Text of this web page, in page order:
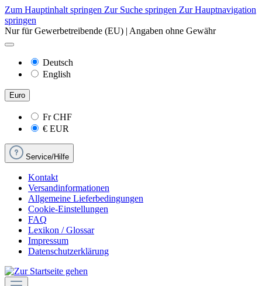
Zum Hauptinhalt springen Zur Suche springen Zur Hauptnavigation
springen
Nur für Gewerbetreibende (EU) | Angaben ohne Gewähr
Deutsch
English
Euro
FrCHF
€ EUR
Service/Hilfe
Kontakt
Versandinformationen
Allgemeine Lieferbedingungen
Cookie-Einstellungen
FAQ
Lexikon / Glossar
Impressum
Datenschutzerklärung